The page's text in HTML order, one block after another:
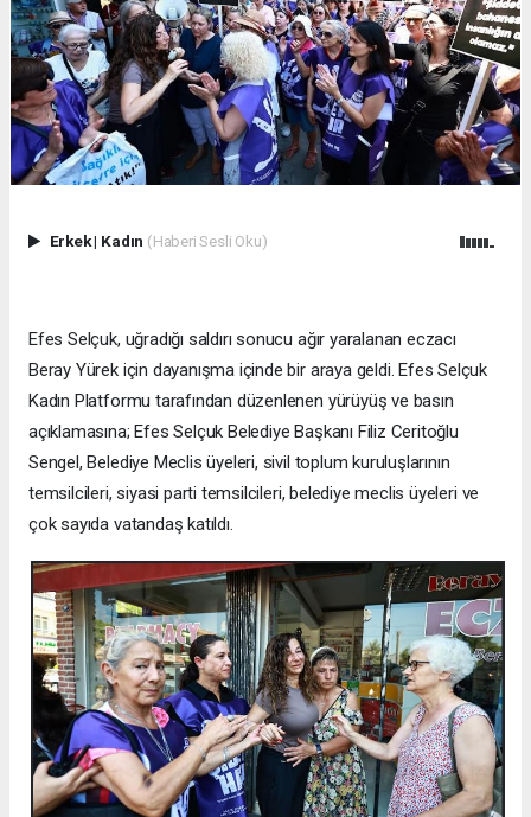
Erkek| Kadın (Haberi Sesli Oku)
Efes Selçuk, uğradığı saldırı sonucu ağır yaralanan eczacı
Beray Yürek için dayanışma içinde bir araya geldi. Efes Selçuk
Kadın Platformu tarafından düzenlenen yürüyüş ve basın
açıklamasına; Efes Selçuk Belediye Başkanı Filiz Ceritoğlu
Sengel, Belediye Meclis üyeleri, sivil toplum kuruluşlarının
temsilcileri, siyasi parti temsilcileri, belediye meclis üyeleri ve
çok sayıda vatandaş katıldı.